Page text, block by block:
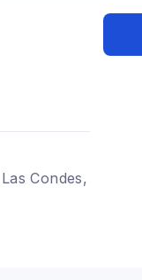
Condes,